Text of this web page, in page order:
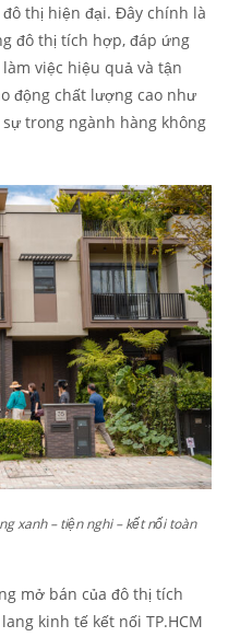
thị hiện đại. Đây chính là
đô thị tích hợp, đáp ứng
việc hiệu quả và tận
động chất lượng cao như
trong ngành hàng không
xanh – tiện nghi – kết nối toàn
mở bán của đô thị tích
kinh tế kết nối TP.HCM